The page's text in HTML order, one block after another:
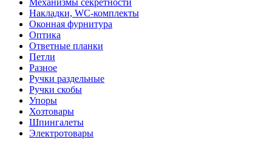
Механизмы секретности
Накладки, WC-комплекты
Оконная фурнитура
Оптика
Ответные планки
Петли
Разное
Ручки раздельные
Ручки скобы
Упоры
Хозтовары
Шпингалеты
Электротовары